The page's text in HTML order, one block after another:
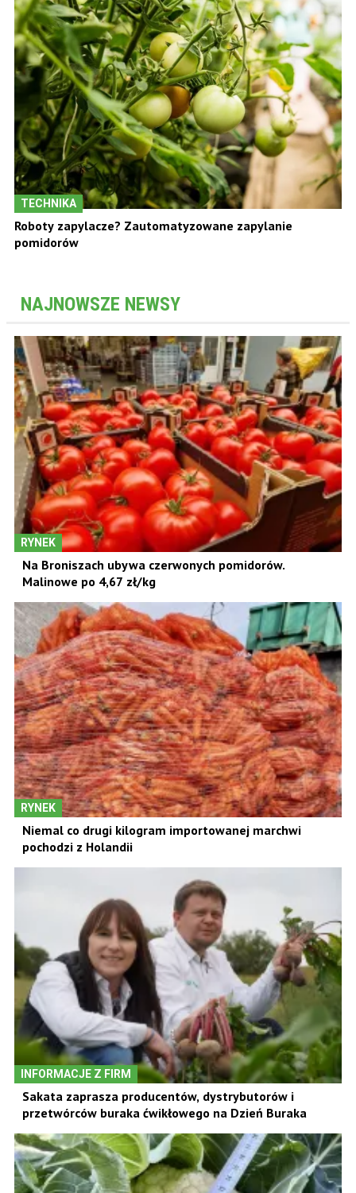
TECHNIKA
Roboty zapylacze? Zautomatyzowane zapylanie
pomidorów
NAJNOWSZE NEWSY
RYNEK
Na Broniszach ubywa czerwonych pomidorów.
Malinowe po 4,67 zł/kg
RYNEK
Niemal co drugi kilogram importowanej marchwi
pochodzi z Holandii
INFORMACJE Z FIRM
Sakata zaprasza producentów, dystrybutorów i
przetwórców buraka ćwikłowego na Dzień Buraka